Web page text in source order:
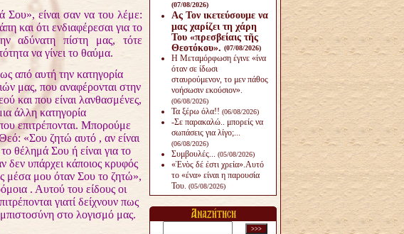
είναι σαν να του λέμε:
και ότι ενδιαφέρεσαι για το
αδύνατη πίστη μας, τότε
να γίνει το θαύμα.
από αυτή την κατηγορία
μας, που αναφέρονται στην
και που είναι λανθασμένες,
άλλη κατηγορία
επιτρέπονται. Μπορούμε
«Σου ζητώ αυτό , αν είναι
θέλημά Σου ή είναι για το
δεν υπάρχει κάποιος κρυφός
μέσα μου όταν Σου το ζητώ»,
. Αυτού του είδους οι
γιατί δείχνουν πως
στο λογισμό μας.
(07/08/2026)
Ας Τον ικετεύσουμε να
μας χαρίζει τη χάρη
Του «πρεσβείαις τῆς
Θεοτόκου». (07/08/2026)
Η Μεταμόρφωση έγινε «ίνα
όταν σε ίδωσι
σταυρούμενον, το μεν πάθος
νοήσωσιν εκούσιον».
(06/08/2026)
Τα ξέρω όλα!! (06/08/2026)
-Σε παρακαλώ.. μπορείς να
σωπάσεις για λίγο;...
(06/08/2026)
Συμβουλές... (05/08/2026)
«Ἑνὸς δέ ἐστι χρεία».Αυτό
το «ένα» είναι η παρουσία
Του. (05/08/2026)